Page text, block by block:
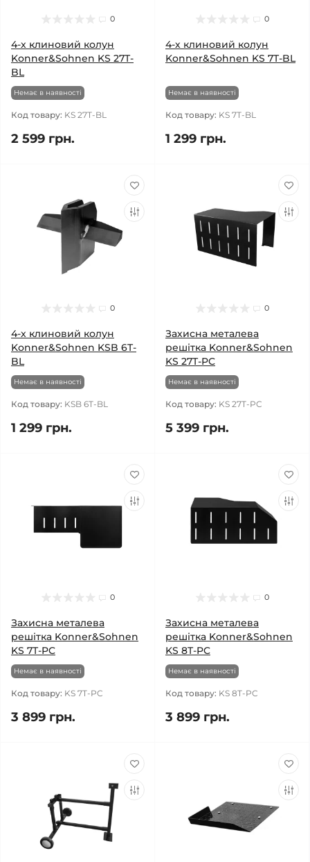
0
4-х клиновий колун
Konner&Sohnen KS 27T-
BL
Немає в наявності
Код товару: KS 27T-BL
2 599 грн.
0
4-х клиновий колун
Konner&Sohnen KS 7T-BL
Немає в наявності
Код товару: KS 7T-BL
1 299 грн.
0
4-х клиновий колун
Konner&Sohnen KSB 6T-
BL
Немає в наявності
Код товару: KSB 6T-BL
1 299 грн.
0
Захисна металева
решітка Konner&Sohnen
KS 27T-PC
Немає в наявності
Код товару: KS 27T-PC
5 399 грн.
0
Захисна металева
решітка Konner&Sohnen
KS 7T-PC
Немає в наявності
Код товару: KS 7T-PC
3 899 грн.
0
Захисна металева
решітка Konner&Sohnen
KS 8T-PC
Немає в наявності
Код товару: KS 8T-PC
3 899 грн.